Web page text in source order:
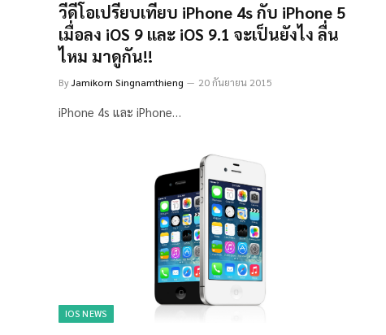
วีดีโอเปรียบเทียบ iPhone 4s กับ iPhone 5
เมื่อลง iOS 9 และ iOS 9.1 จะเป็นยังไง ลื่น
ไหม มาดูกัน!!
ByJamikorn Singnamthieng 20 กันยายน 2015
iPhone 4s และ iPhone…
IOS NEWS